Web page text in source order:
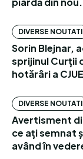
DIVERSE NOUTATI
Sorin Blejnar,
sprijinul Curții
hotărâri a CJUE
DIVERSE NOUTATI
Avertisment
ce ați semnat
având în